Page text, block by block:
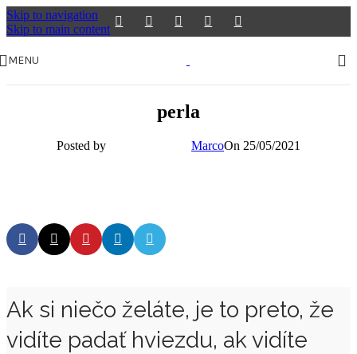
Skip to navigation
Skip to main content
MENU
perla
Posted by MarcoOn 25/05/2021
Ak si niečo želáte, je to preto, že
vidíte padať hviezdu, ak vidíte